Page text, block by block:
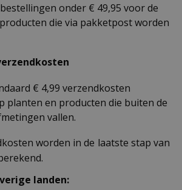
onder € 49,95 voor de
die via pakketpost worden
€ 4,99 verzendkosten
planten en producten die buiten de
vallen.
worden in de laatste stap van
landen: